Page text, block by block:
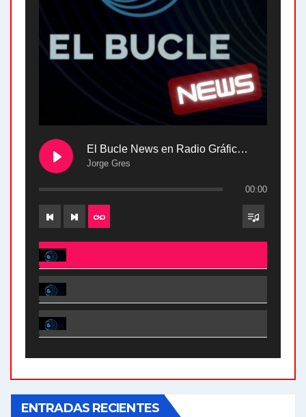
El Bucle News en Radio Gráfica. Bloque 2 . 28.04.24
Jorge Gres
00:00
El Bucle News en Radio Gráfica. Bloque 2 . 28.04.24 - Jorge Gres
El Bucle News en Radio Gráfica. Bloque 1 . 28.04.24 - Jorge Gres
El Bucle News en Radio Gráfica. Bloque 2 . 21.04.24 - Jorge Gres
ENTRADAS RECIENTES